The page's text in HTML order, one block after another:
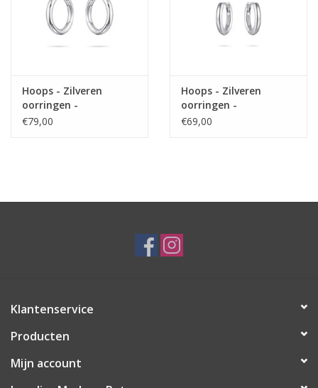
Hoops - Zilveren
oorringen -
Gerhodineerd - 2 mm -
€79,00
Hoops - Zilveren
oorringen -
Gerhodineerd - 2 mm -
€69,00
Klantenservice
Producten
Mijn account